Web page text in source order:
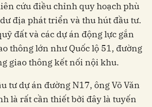
cứu điều chỉnh quy hoạch phù
địa phát triển và thu hút đầu tư.
đất và các dự án động lực gắn
thông lớn như Quốc lộ 51, đường
giao thông kết nối nội khu.
tư dự án đường N17, ông Võ Văn
là rất cần thiết bởi đây là tuyến